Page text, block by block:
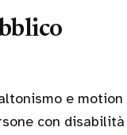
e motion
con disabilità